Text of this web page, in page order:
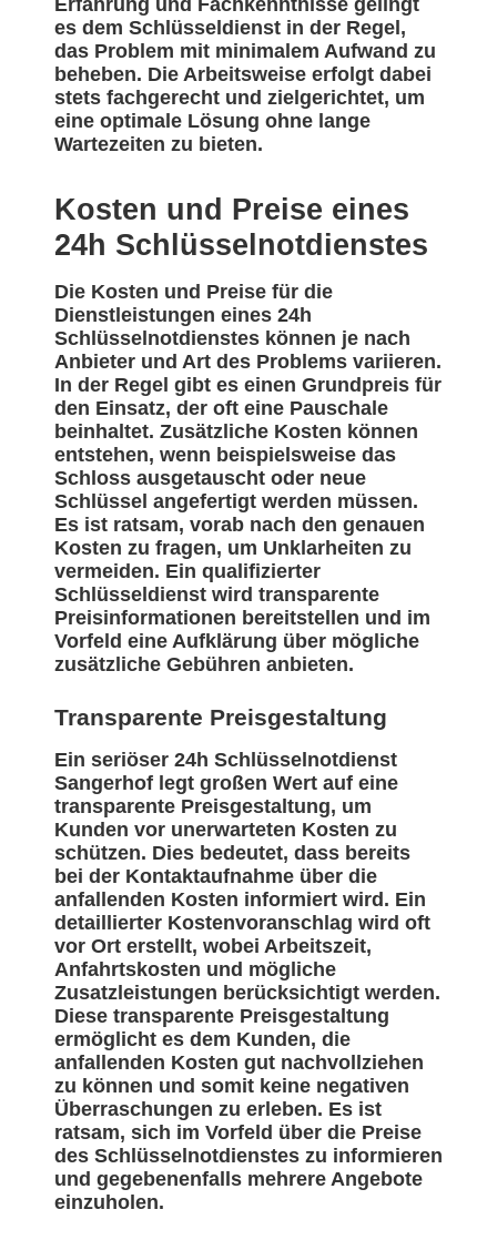
Erfahrung und Fachkenntnisse gelingt
es dem Schlüsseldienst in der Regel,
das Problem mit minimalem Aufwand zu
beheben. Die Arbeitsweise erfolgt dabei
stets fachgerecht und zielgerichtet, um
eine optimale Lösung ohne lange
Wartezeiten zu bieten.
Kosten und Preise eines
24h Schlüsselnotdienstes
Die Kosten und Preise für die
Dienstleistungen eines 24h
Schlüsselnotdienstes können je nach
Anbieter und Art des Problems variieren.
In der Regel gibt es einen Grundpreis für
den Einsatz, der oft eine Pauschale
beinhaltet. Zusätzliche Kosten können
entstehen, wenn beispielsweise das
Schloss ausgetauscht oder neue
Schlüssel angefertigt werden müssen.
Es ist ratsam, vorab nach den genauen
Kosten zu fragen, um Unklarheiten zu
vermeiden. Ein qualifizierter
Schlüsseldienst wird transparente
Preisinformationen bereitstellen und im
Vorfeld eine Aufklärung über mögliche
zusätzliche Gebühren anbieten.
Transparente Preisgestaltung
Ein seriöser 24h Schlüsselnotdienst
Sangerhof legt großen Wert auf eine
transparente Preisgestaltung, um
Kunden vor unerwarteten Kosten zu
schützen. Dies bedeutet, dass bereits
bei der Kontaktaufnahme über die
anfallenden Kosten informiert wird. Ein
detaillierter Kostenvoranschlag wird oft
vor Ort erstellt, wobei Arbeitszeit,
Anfahrtskosten und mögliche
Zusatzleistungen berücksichtigt werden.
Diese transparente Preisgestaltung
ermöglicht es dem Kunden, die
anfallenden Kosten gut nachvollziehen
zu können und somit keine negativen
Überraschungen zu erleben. Es ist
ratsam, sich im Vorfeld über die Preise
des Schlüsselnotdienstes zu informieren
und gegebenenfalls mehrere Angebote
einzuholen.